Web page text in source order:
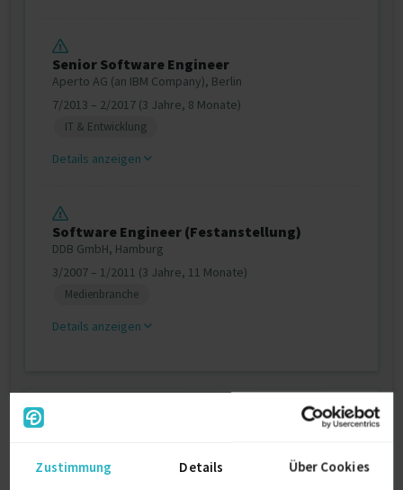
Zustimmung Details Über Cookies
Senior Software Engineer
Aperto AG (an IBM Company), Berlin
7/2013 – 2/2017 (3 Jahre, 8 Monate)
IT & Entwicklung
Details anzeigen
Software Engineer (Festanstellung)
DDB GmbH, Hamburg
3/2007 – 1/2011 (3 Jahre, 11 Monate)
Medienbranche
Details anzeigen
Zertifikate
ISTQB Certified tester
2006